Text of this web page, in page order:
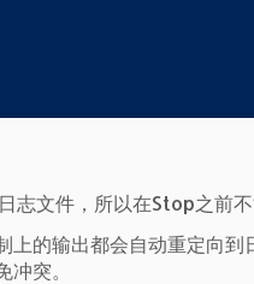
志文件，所以在Stop之前
上的输出都会自动重定向
突。